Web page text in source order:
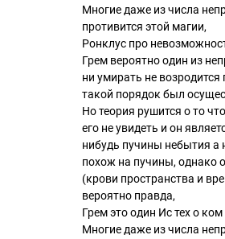
Многие даже из числа
противится этой магии,
Ронклус про
Грем вероятно один из
ни умирать не
такой порядок был
Но теория рушится о то
его не увидеть и он
нибудь пучины небытия а
похож на пучины, однако
(крови пространства и
вероятно правда,
Грем это один Ис тех о
Многие даже из числа